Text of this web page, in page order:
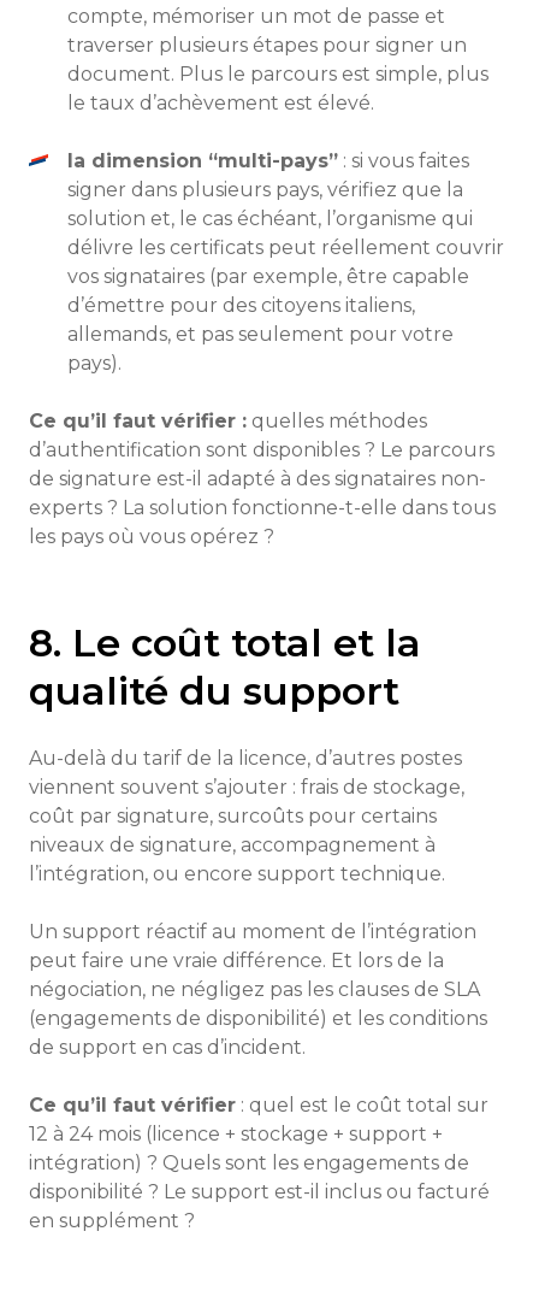
compte, mémoriser un mot de passe et
traverser plusieurs étapes pour signer un
document. Plus le parcours est simple, plus
le taux d’achèvement est élevé.
la dimension “multi-pays” : si vous faites
signer dans plusieurs pays, vérifiez que la
solution et, le cas échéant, l’organisme qui
délivre les certificats peut réellement couvrir
vos signataires (par exemple, être capable
d’émettre pour des citoyens italiens,
allemands, et pas seulement pour votre
pays).
Ce qu’il faut vérifier : quelles méthodes
d’authentification sont disponibles ? Le parcours
de signature est-il adapté à des signataires non-
experts ? La solution fonctionne-t-elle dans tous
les pays où vous opérez ?
8. Le coût total et la
qualité du support
Au-delà du tarif de la licence, d’autres postes
viennent souvent s’ajouter : frais de stockage,
coût par signature, surcoûts pour certains
niveaux de signature, accompagnement à
l’intégration, ou encore support technique.
Un support réactif au moment de l’intégration
peut faire une vraie différence. Et lors de la
négociation, ne négligez pas les clauses de SLA
(engagements de disponibilité) et les conditions
de support en cas d’incident.
Ce qu’il faut vérifier : quel est le coût total sur
12 à 24 mois (licence + stockage + support +
intégration) ? Quels sont les engagements de
disponibilité ? Le support est-il inclus ou facturé
en supplément ?